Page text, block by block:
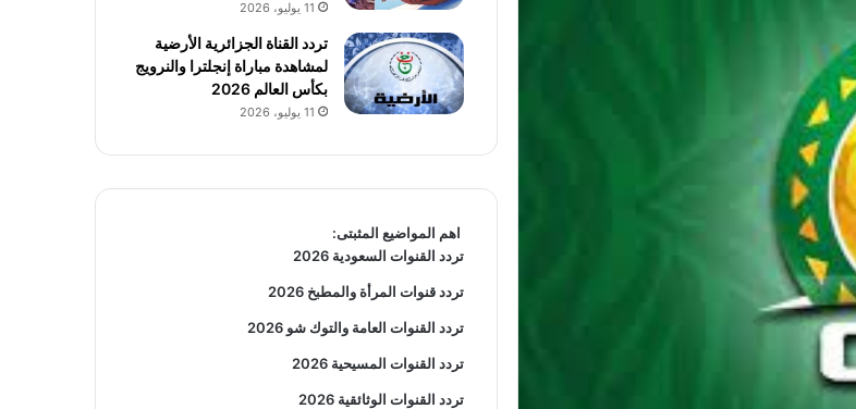
11 يوليو، 2026
تردد القناة الجزائرية الأرضية
لمشاهدة مباراة إنجلترا والنرويج
بكأس العالم 2026
11 يوليو، 2026
اهم المواضيع المثبتى:
تردد القنوات السعودية 2026
تردد قنوات المرأة والمطبخ 2026
تردد القنوات العامة والتوك شو 2026
تردد القنوات المسيحية 2026
تردد القنوات الوثائقية 2026